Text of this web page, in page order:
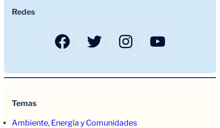
Redes
Facebook
TwitterInstagram
Temas
Ambiente, Energía y Comunidades